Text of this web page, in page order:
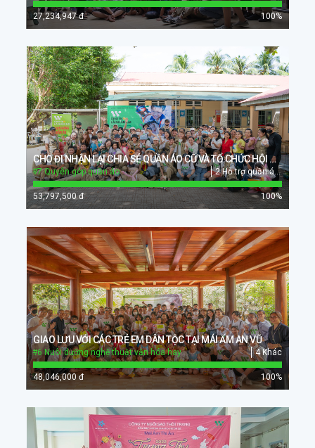
27,234,947 đ 100%
CHO ĐI NHẬN LẠI CHIA SẺ QUẦN ÁO CŨ VÀ TỔ CHỨC HỘI CHỢ TẠI TRƯỜNG TIỂU HỌC SUỐI ĐÁ A
2 Hỗ trợ quần áo cho trẻ em
#7 Quyên góp quần áo
53,797,500 đ 100%
GIAO LƯU VỚI CÁC TRẺ EM DÂN TỘC TẠI MÁI ẤM AN VŨ
4 Khác
#6 Nuôi dưỡng nghệ thuật văn hóa hay
48,046,000 đ 100%